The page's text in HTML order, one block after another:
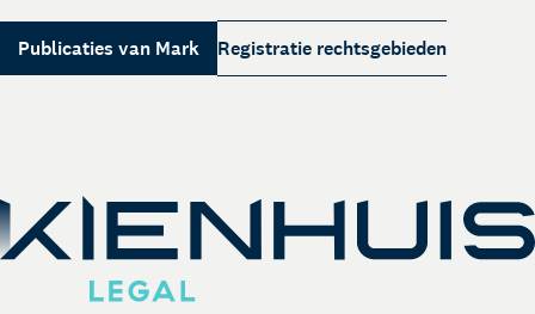
Masterclasses en Events
Over Kienhuis Legal
Uw legal business partner
Legal support voor startups
International desk
Crisisdienst voor ondernemers en organisaties
Publicaties van Mark Registratie rechtsgebieden